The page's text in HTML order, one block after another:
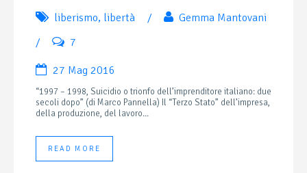
liberismo, libertà /
Gemma Mantovani
/
7
27 Mag 2016
“1997 – 1998, Suicidio o trionfo dell’imprenditore italiano: due
secoli dopo” (di Marco Pannella) Il “Terzo Stato” dell’impresa,
della produzione, del lavoro...
READ MORE